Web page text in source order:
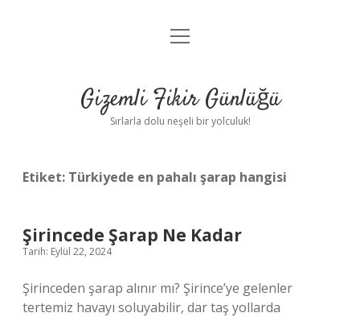
Anasayfa
Yasal Uyarı
menüyü
Gizemli Fikir Günlüğü
Sırlarla dolu neşeli bir yolculuk!
Etiket: Türkiyede en pahalı şarap hangisi
Şirincede Şarap Ne Kadar
Tarih: Eylül 22, 2024
Şirinceden şarap alınır mı? Şirince’ye gelenler
tertemiz havayı soluyabilir, dar taş yollarda